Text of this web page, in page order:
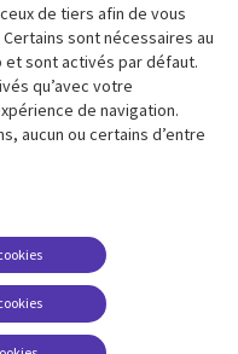
de presse
Restrictions et
juridiques
FAQ
de tiers afin de vous
sont nécessaires au
sont activés par défaut.
qu’avec votre
de navigation.
aucun ou certains d’entre